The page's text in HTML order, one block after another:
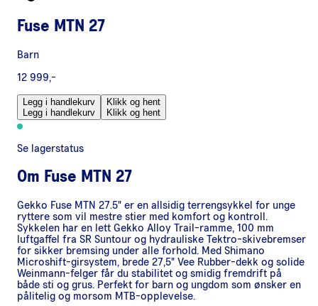
Fuse MTN 27
Barn
12 999,-
Legg i handlekurv
Legg i handlekurv
Klikk og hent
Klikk og hent
Se lagerstatus
Om Fuse MTN 27
Gekko Fuse MTN 27.5" er en allsidig terrengsykkel for unge
ryttere som vil mestre stier med komfort og kontroll.
Sykkelen har en lett Gekko Alloy Trail-ramme, 100 mm
luftgaffel fra SR Suntour og hydrauliske Tektro-skivebremser
for sikker bremsing under alle forhold. Med Shimano
Microshift-girsystem, brede 27,5" Vee Rubber-dekk og solide
Weinmann-felger får du stabilitet og smidig fremdrift på
både sti og grus. Perfekt for barn og ungdom som ønsker en
pålitelig og morsom MTB-opplevelse.